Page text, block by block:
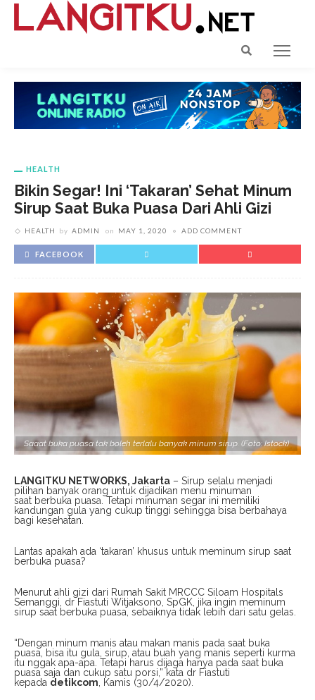
HEALTH
Bikin Segar! Ini ‘Takaran’ Sehat Minum
Sirup Saat Buka Puasa Dari Ahli Gizi
HEALTH by ADMIN on MAY 1, 2020 ADD COMMENT
FACEBOOK
Saaat buka puasa tak boleh terlalu banyak minum sirup. (Foto: Istock)
LANGITKU NETWORKS, Jakarta – Sirup selalu menjadi
pilihan banyak orang untuk dijadikan menu minuman
saat berbuka puasa. Tetapi minuman segar ini memiliki
kandungan gula yang cukup tinggi sehingga bisa berbahaya
bagi kesehatan.
Lantas apakah ada ‘takaran’ khusus untuk meminum sirup saat
berbuka puasa?
Menurut ahli gizi dari Rumah Sakit MRCCC Siloam Hospitals
Semanggi, dr Fiastuti Witjaksono, SpGK, jika ingin meminum
sirup saat berbuka puasa, sebaiknya tidak lebih dari satu gelas.
“Dengan minum manis atau makan manis pada saat buka
puasa, bisa itu gula, sirup, atau buah yang manis seperti kurma
itu nggak apa-apa. Tetapi harus dijaga hanya pada saat buka
puasa saja dan cukup satu porsi,” kata dr Fiastuti
kepada detikcom , Kamis (30/4/2020).